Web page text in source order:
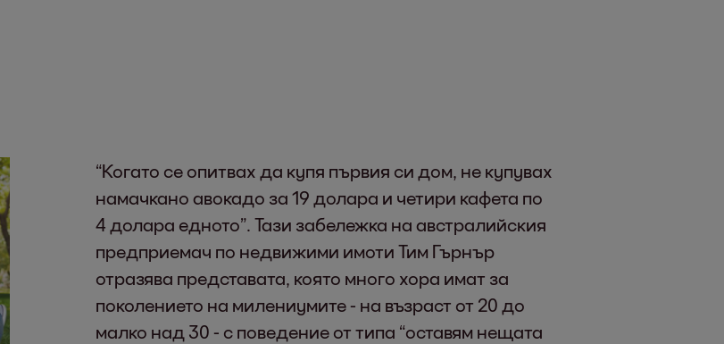
“Когато се опитвах да купя първия си дом, не купувах
намачкано авокадо за 19 долара и четири кафета по
4 долара едното”. Тази забележка на австралийския
предприемач по недвижими имоти Тим Гърнър
отразява представата, която много хора имат за
поколението на милениумите - на възраст от 20 до
малко над 30 - с поведение от типа “оставям нещата